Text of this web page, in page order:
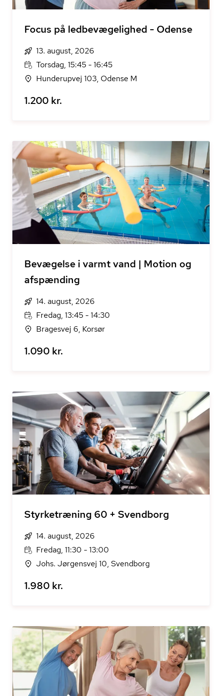
Focus på ledbevægelighed - Odense
13. august, 2026
Torsdag, 15:45 - 16:45
Hunderupvej 103, Odense M
1.200 kr.
Bevægelse i varmt vand | Motion og
afspænding
14. august, 2026
Fredag, 13:45 - 14:30
Bragesvej 6, Korsør
1.090 kr.
Styrketræning 60 + Svendborg
14. august, 2026
Fredag, 11:30 - 13:00
Johs. Jørgensvej 10, Svendborg
1.980 kr.